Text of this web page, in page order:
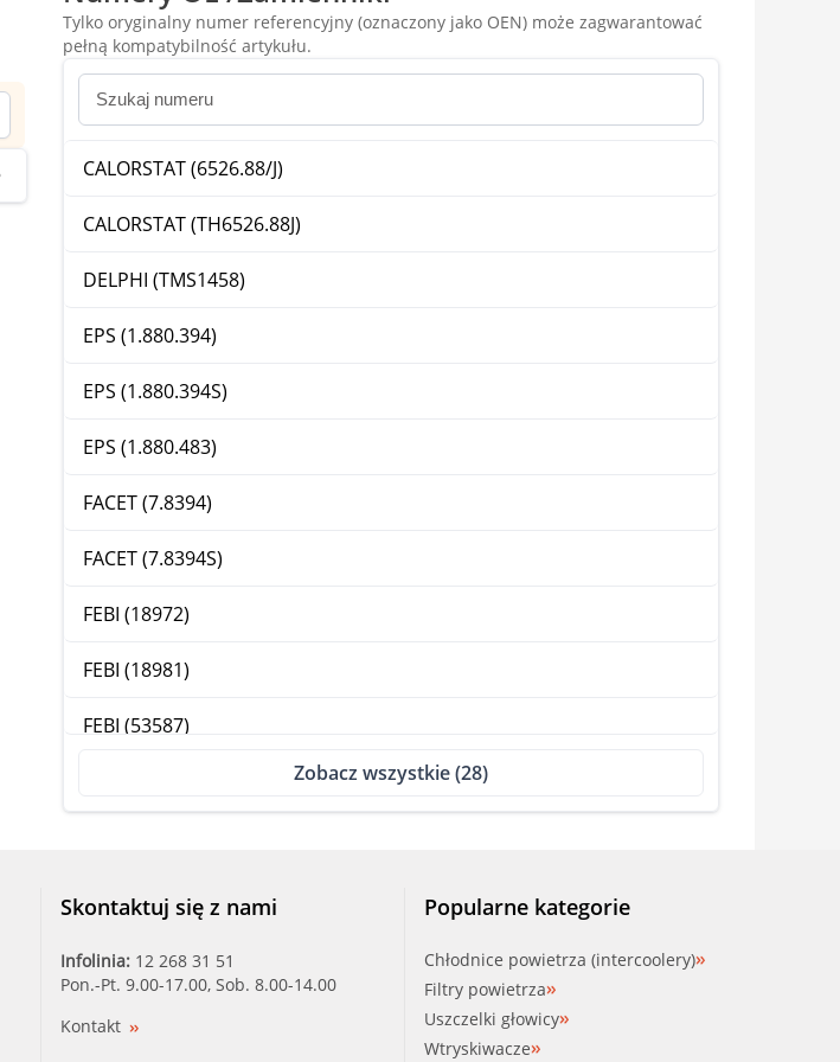
Tylko oryginalny numer referencyjny (oznaczony jako OEN) może zagwarantować
pełną kompatybilność artykułu.
CALORSTAT (6526.88/J)
CALORSTAT (TH6526.88J)
DELPHI (TMS1458)
EPS (1.880.394)
EPS (1.880.394S)
EPS (1.880.483)
FACET (7.8394)
FACET (7.8394S)
FEBI (18972)
FEBI (18981)
FEBI (53587)
FORD (6169774)
INDELDIS (29.14.257)
Zobacz wszystkie (28)
Skontaktuj się z nami
Infolinia: 12 268 31 51
Pon.-Pt. 9.00-17.00, Sob. 8.00-14.00
Kontakt
Popularne kategorie
Chłodnice powietrza (intercoolery)
Filtry powietrza
Uszczelki głowicy
Wtryskiwacze